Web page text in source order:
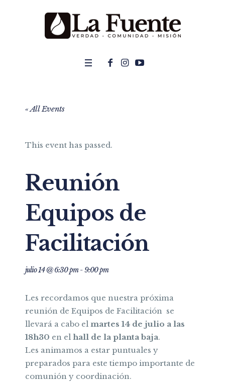
« All Events
This event has passed.
Reunión
Equipos de
Facilitación
julio 14 @ 6:30 pm-9:00 pm
Les recordamos que nuestra próxima
reunión de Equipos de Facilitación se
llevará a cabo el martes 14 de julio a las
18h30 en el hall de la planta baja.
Les animamos a estar puntuales y
preparados para este tiempo importante de
comunión y coordinación.